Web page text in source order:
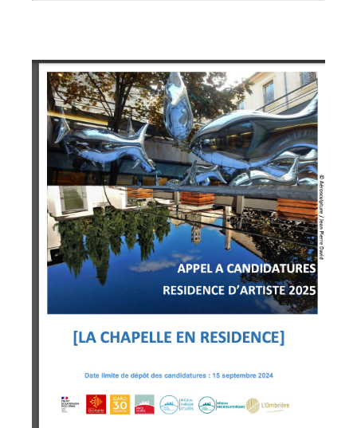
J'accepte lestermes et conditions
* Champ obligatoire